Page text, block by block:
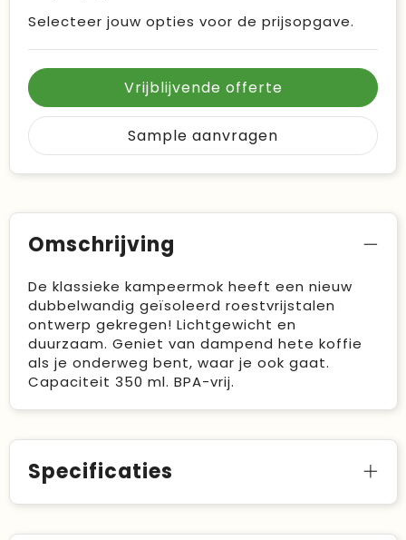
Selecteer jouw opties voor de prijsopgave.
Vrijblijvende offerte
Sample aanvragen
Omschrijving
De klassieke kampeermok heeft een nieuw
dubbelwandig geïsoleerd roestvrijstalen
ontwerp gekregen! Lichtgewicht en
duurzaam. Geniet van dampend hete koffie
als je onderweg bent, waar je ook gaat.
Capaciteit 350 ml. BPA-vrij.
Specificaties